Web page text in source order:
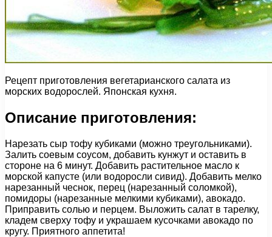
Рецепт приготовления вегетарианского салата из
морских водорослей. Японская кухня.
Описание приготовления:
Нарезать сыр тофу кубиками (можно треугольниками).
Залить соевым соусом, добавить кунжут и оставить в
стороне на 6 минут. Добавить растительное масло к
морской капусте (или водоросли сивид). Добавить мелко
нарезанный чеснок, перец (нарезанный соломкой),
помидоры (нарезанные мелкими кубиками), авокадо.
Приправить солью и перцем. Выложить салат в тарелку,
кладем сверху тофу и украшаем кусочками авокадо по
кругу. Приятного аппетита!